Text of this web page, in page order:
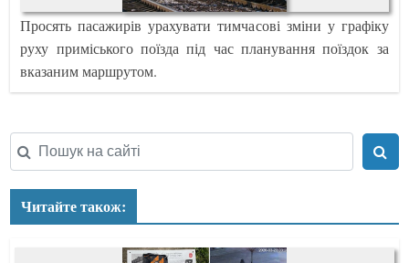
Просять пасажирів урахувати тимчасові зміни у графіку
руху приміського поїзда під час планування поїздок за
вказаним маршрутом.
Читайте також: